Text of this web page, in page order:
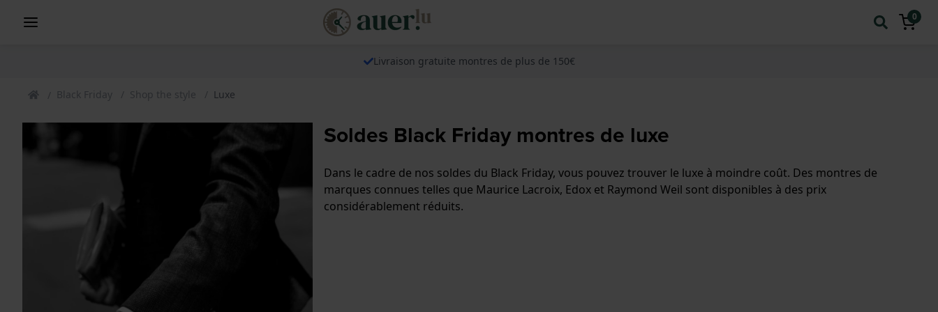
0
Livraison gratuite montres de plus de 150€
Black Friday Shop the style Luxe
Soldes Black Friday montres de luxe
Dans le cadre de nos soldes du Black Friday, vous pouvez trouver le luxe à moindre coût. Des montres de
marques connues telles que Maurice Lacroix, Edox et Raymond Weil sont disponibles à des prix
considérablement réduits.